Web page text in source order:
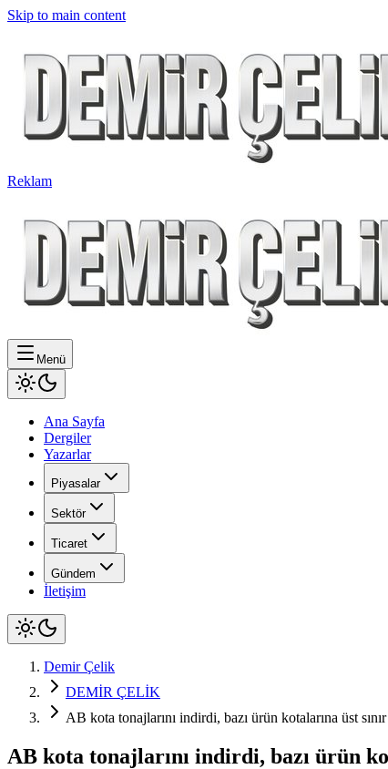
Skip to main content
Reklam
Menü
Ana Sayfa
Dergiler
Yazarlar
Piyasalar
Sektör
Ticaret
Gündem
İletişim
Demir Çelik
DEMİR ÇELİK
AB kota tonajlarını indirdi, bazı ürün kotalarına üst
AB kota tonajlarını indirdi, bazı ürün